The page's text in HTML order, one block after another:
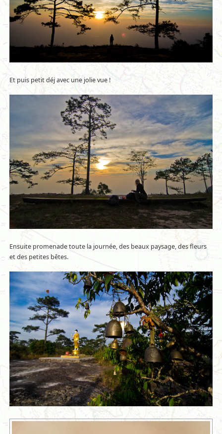
Et puis petit déj avec une jolie vue !
Ensuite promenade toute la journée, des beaux paysage, des fleurs
et des petites bêtes.